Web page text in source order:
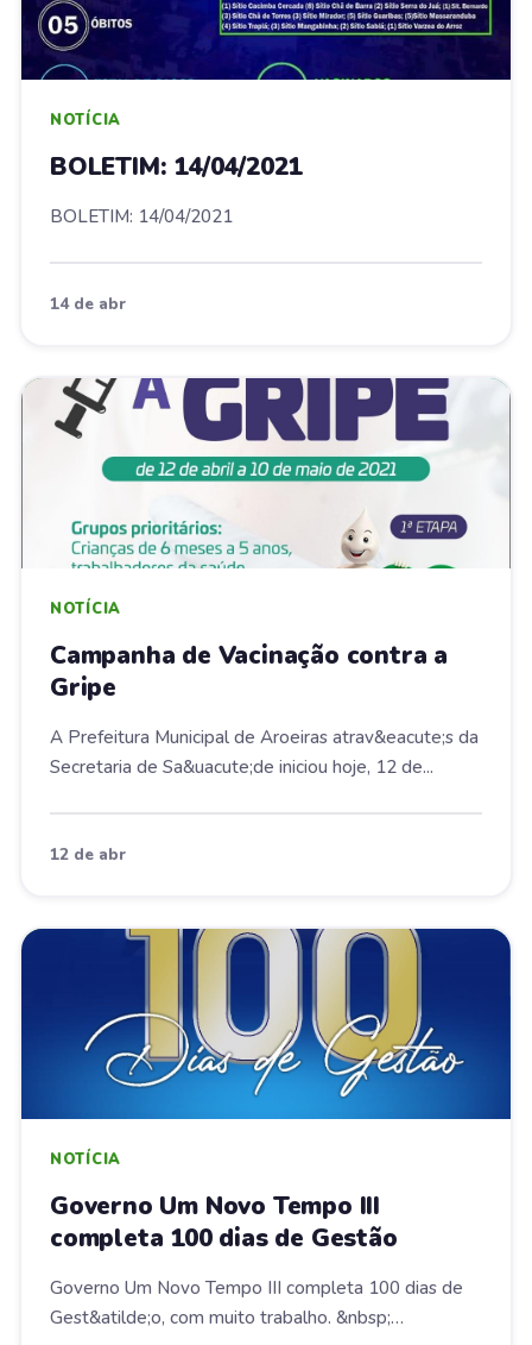
NOTÍCIA
BOLETIM: 14/04/2021
BOLETIM: 14/04/2021
14 de abr
NOTÍCIA
Campanha de Vacinação contra a
Gripe
A Prefeitura Municipal de Aroeiras atrav&eacute;s da
Secretaria de Sa&uacute;de iniciou hoje, 12 de...
12 de abr
NOTÍCIA
Governo Um Novo Tempo III
completa 100 dias de Gestão
Governo Um Novo Tempo III completa 100 dias de
Gest&atilde;o, com muito trabalho. &nbsp;